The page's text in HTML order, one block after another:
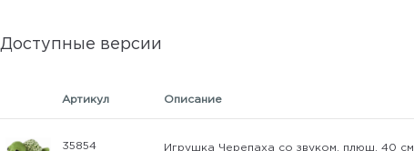
Доступные версии
Артикул Описание
35854 Игрушка Черепаха со звуком, плюш, 40 см